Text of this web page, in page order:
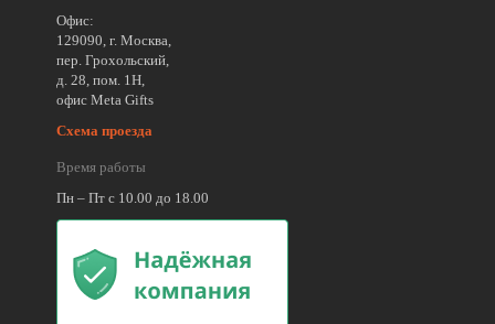
Офис:
129090, г. Москва,
пер. Грохольский,
д. 28, пом. 1Н,
офис Meta Gifts
Схема проезда
Время работы
Пн – Пт с 10.00 до 18.00